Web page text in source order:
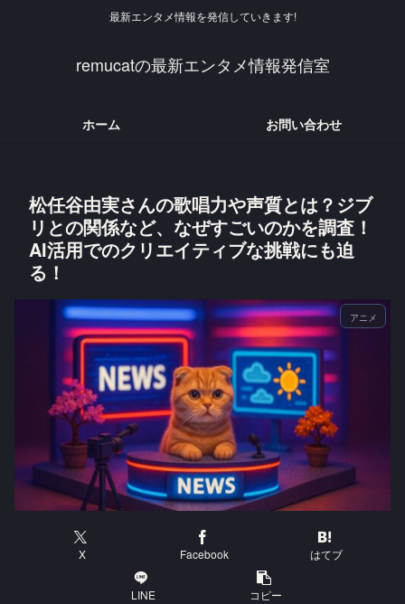
最新エンタメ情報を発信していきます!
remucatの最新エンタメ情報発信室
ホーム お問い合わせ
松任谷由実さんの歌唱力や声質とは？ジブ
リとの関係など、なぜすごいのかを調査！
AI活用でのクリエイティブな挑戦にも迫
る！
アニメ
X Facebook はてブ
LINE コピー